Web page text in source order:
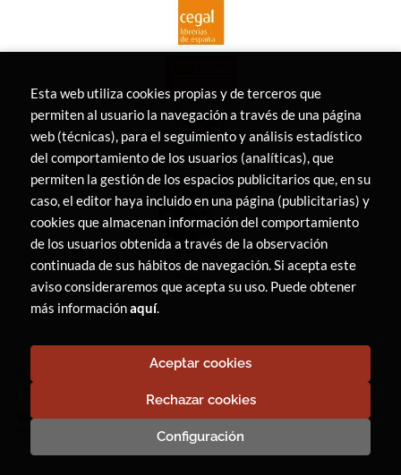
LIBRERÍA CANAIMA. Todos los Derechos Reservados
Esta web utiliza cookies propias y de terceros que
permiten al usuario la navegación a través de una página
web (técnicas), para el seguimiento y análisis estadístico
del comportamiento de los usuarios (analíticas), que
permiten la gestión de los espacios publicitarios que, en su
caso, el editor haya incluido en una página (publicitarias) y
cookies que almacenan información del comportamiento
de los usuarios obtenida a través de la observación
continuada de sus hábitos de navegación. Si acepta este
aviso consideraremos que acepta su uso. Puede obtener
más informaciónaquí.
Configuración
Rechazar cookies
Aceptar cookies